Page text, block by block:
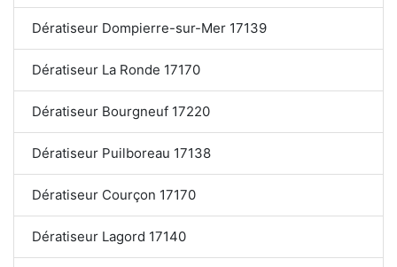
Dératiseur Dompierre-sur-Mer 17139
Dératiseur La Ronde 17170
Dératiseur Bourgneuf 17220
Dératiseur Puilboreau 17138
Dératiseur Courçon 17170
Dératiseur Lagord 17140